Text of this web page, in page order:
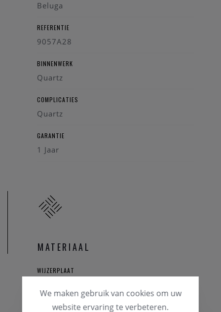
Beluga
REFERENTIE
9057A28
BINNENWERK
Quartz
COMPLICATIES
Quartz
GARANTIE
1 Jaar
MATERIAAL
WIJZERPLAAT
HORLOGEKAST
We maken gebruik van cookies om uw
website ervaring te verbeteren.